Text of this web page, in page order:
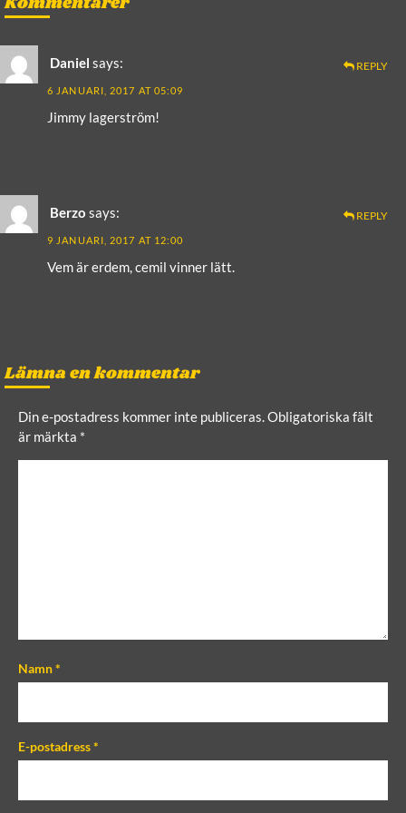
Daniel says:
6 JANUARI, 2017 AT 05:09
Jimmy lagerström!
REPLY
Berzo says:
9 JANUARI, 2017 AT 12:00
Vem är erdem, cemil vinner lätt.
REPLY
Lämna en kommentar
Din e-postadress kommer inte publiceras.Obligatoriska fält
är märkta *
Namn*
E-postadress*